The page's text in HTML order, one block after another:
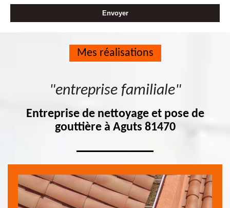
Mes réalisations
"entreprise familiale"
Entreprise de nettoyage et pose de
gouttière à Aguts 81470